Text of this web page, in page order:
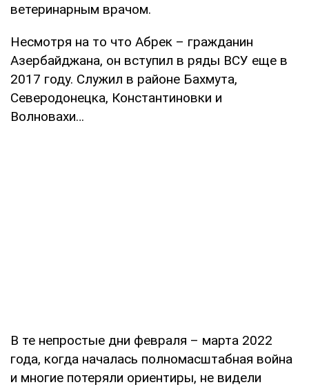
ветеринарным врачом.
Несмотря на то что Абрек – гражданин
Азербайджана, он вступил в ряды ВСУ еще в
2017 году. Служил в районе Бахмута,
Северодонецка, Константиновки и
Волновахи…
В те непростые дни февраля – марта 2022
года, когда началась полномасштабная война
и многие потеряли ориентиры, не видели